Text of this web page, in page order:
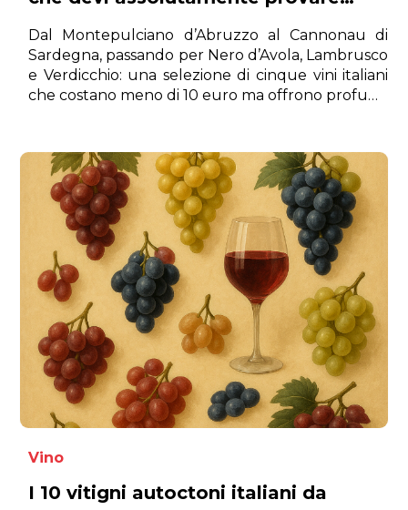
almeno una volta)
Dal Montepulciano d’Abruzzo al Cannonau di
Sardegna, passando per Nero d’Avola, Lambrusco
e Verdicchio: una selezione di cinque vini italiani
che costano meno di 10 euro ma offrono profumi,
Vino
I 10 vitigni autoctoni italiani da